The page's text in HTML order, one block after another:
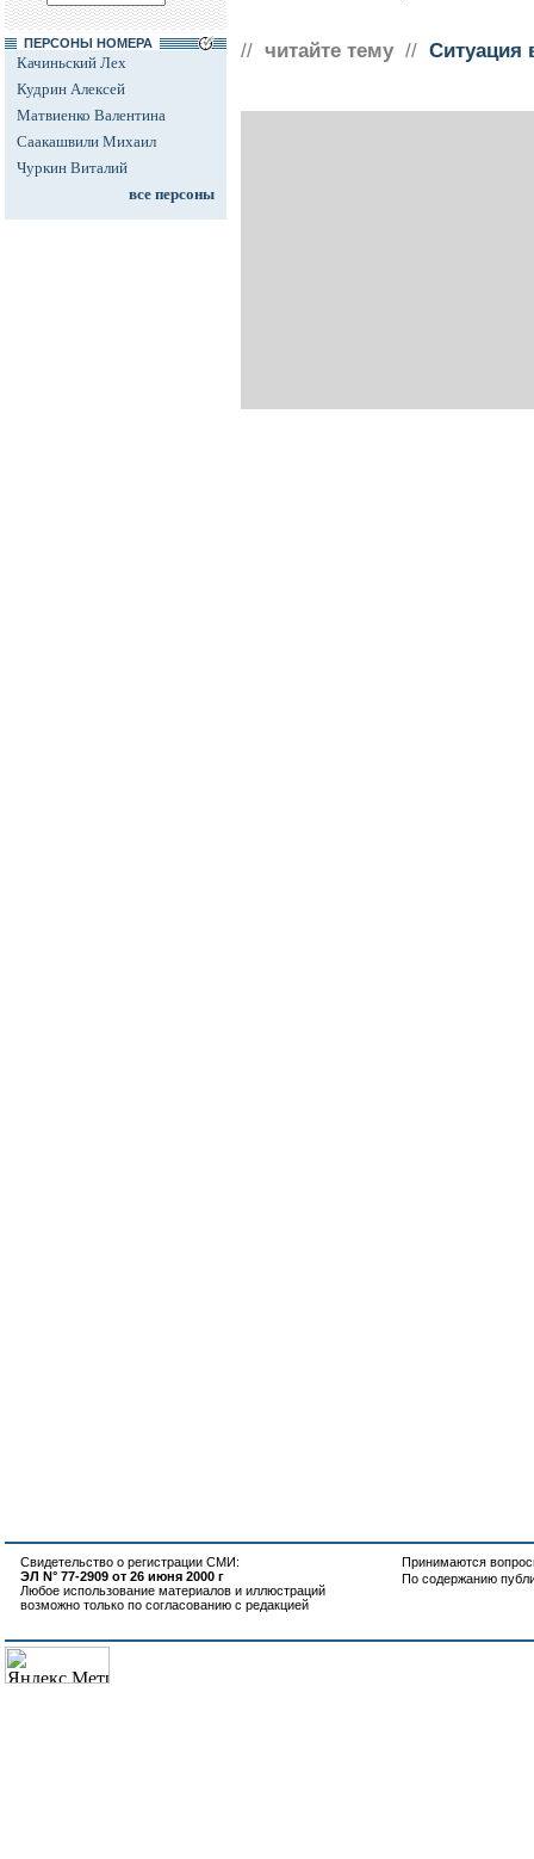
ПЕРСОНЫ НОМЕРА
Качиньский Лех
Кудрин Алексей
Матвиенко Валентина
Саакашвили Михаил
Чуркин Виталий
все персоны
// читайте тему // Ситуация
Свидетельство о регистрации СМИ:
ЭЛ N° 77-2909 от 26 июня 2000 г
Любое использование материалов и иллюстраций
возможно только по согласованию с редакцией
Принимаются
По содержанию